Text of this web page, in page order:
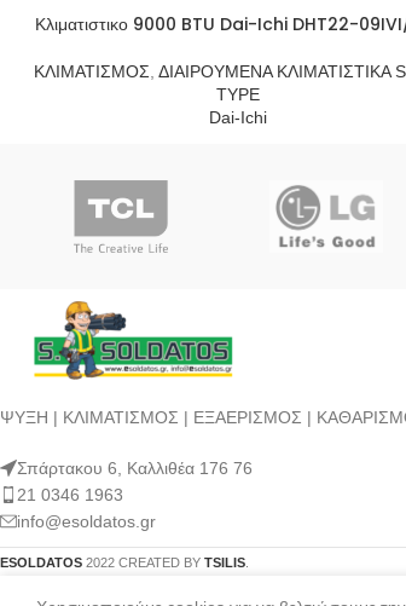
Κλιματιστικο 9000 BTU Dai-Ichi DHT22-
ΚΛΙΜΑΤΙΣΜΟΣ ΔΙΑΙΡΟΥΜΕΝΑ ΚΛΙΜΑΤΙΣΤΙΚΑ
TYPE
Dai-Ichi
ΨΥΞΗ | ΚΛΙΜΑΤΙΣΜΟΣ | ΕΞΑΕΡΙΣΜΟΣ |
Σπάρτακου 6, Καλλιθέα 176 76
21 0346 1963
info@esoldatos.gr
ESOLDATOS 2022 CREATED BY TSILIS